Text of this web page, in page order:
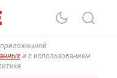
приложенной
и с использованием